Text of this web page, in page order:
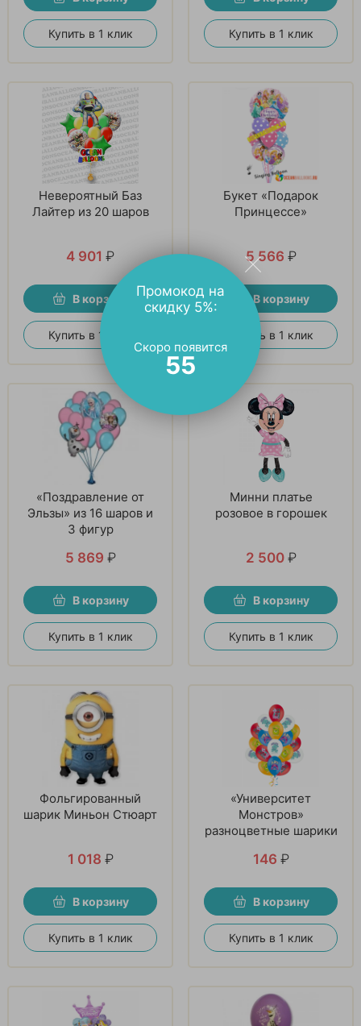
Купить в 1 клик Купить в 1 клик
Невероятный Баз
Лайтер из 20 шаров
4 901 ₽
В корзину
Купить в 1 клик
Букет «Подарок
Принцессе»
5 566 ₽
В корзину
Купить в 1 клик
«Поздравление от
Эльзы» из 16 шаров и
3 фигур
5 869 ₽
В корзину
Купить в 1 клик
Минни платье
розовое в горошек
2 500 ₽
В корзину
Купить в 1 клик
Фольгированный
шарик Миньон Стюарт
1 018 ₽
В корзину
Купить в 1 клик
«Университет
Монстров»
разноцветные шарики
146 ₽
В корзину
Купить в 1 клик
Промокод на
скидку 5%:
Скоро появится
54